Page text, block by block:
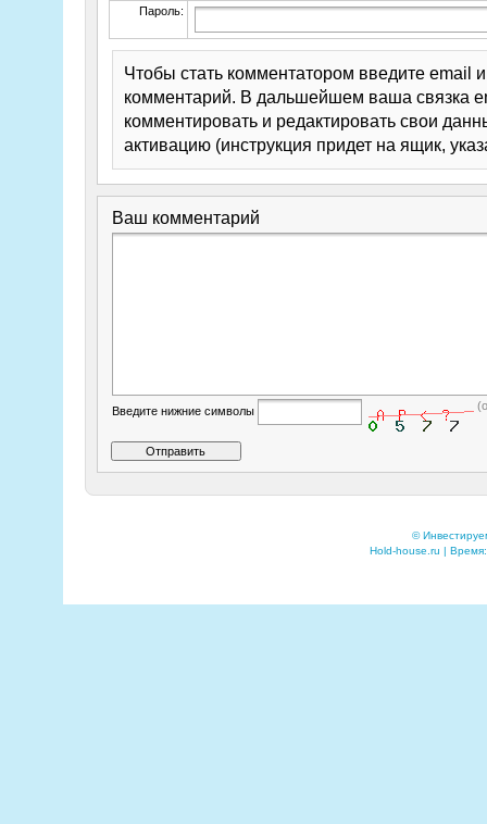
Пароль:
Чтобы стать комментатором введите email
комментарий. В дальшейшем ваша связка
комментировать и редактировать свои
активацию (инструкция придет на ящик,
Ваш комментарий
Введите нижние символы
©
Hold-house.ru |